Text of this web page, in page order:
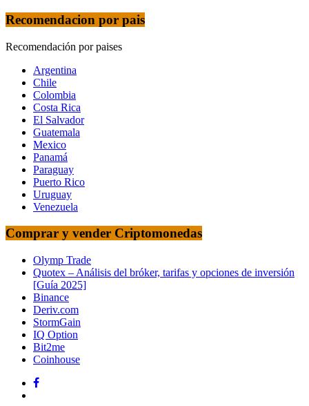
Recomendacion por pais
Recomendación por paises
Argentina
Chile
Colombia
Costa Rica
El Salvador
Guatemala
Mexico
Panamá
Paraguay
Puerto Rico
Uruguay
Venezuela
Comprar y vender Criptomonedas
Olymp Trade
Quotex – Análisis del bróker, tarifas y opciones de inversión
[Guía 2025]
Binance
Deriv.com
StormGain
IQ Option
Bit2me
Coinhouse